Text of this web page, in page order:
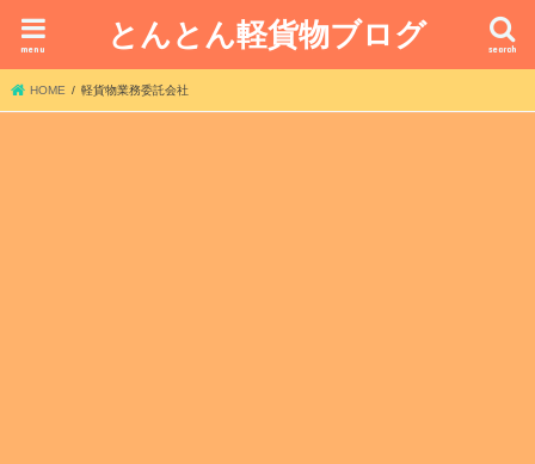
とんとん軽貨物ブログ search
menu
HOME 軽貨物業務委託会社